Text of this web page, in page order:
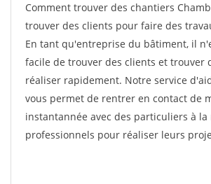
Comment trouver des chantiers
trouver des clients pour faire des
En tant qu'entreprise du bâtiment, il
facile de trouver des clients et trouver
réaliser rapidement. Notre service
vous permet de rentrer en contact de
instantannée avec des particuliers à la
professionnels pour réaliser leurs